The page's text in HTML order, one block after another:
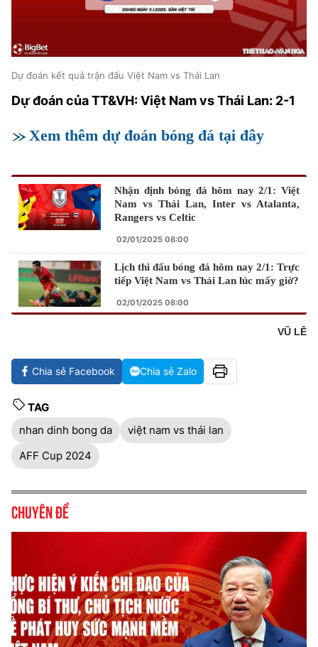
Dự đoán kết quả trận đấu Việt Nam vs Thái Lan
Dự đoán của TT&VH: Việt Nam vs Thái Lan: 2-1
Xem thêm dự đoán bóng đá tại đây
Nhận định bóng đá hôm nay 2/1: Việt
Nam vs Thái Lan, Inter vs Atalanta,
Rangers vs Celtic
02/01/2025 08:00
Lịch thi đấu bóng đá hôm nay 2/1: Trực
tiếp Việt Nam vs Thái Lan lúc mấy giờ?
02/01/2025 08:00
VŨ LÊ
Chia sẻ Facebook Chia sẻ Zalo
TAG
nhan dinh bong da
việt nam vs thái lan
AFF Cup 2024
Chuyên đề